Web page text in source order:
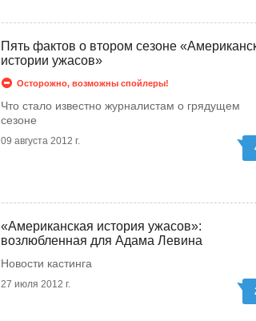
Пять фактов о втором сезоне
истории ужасов»
Осторожно, возможны спойлеры!
Что стало известно журналистам о грядущем
сезоне
09 августа 2012 г.
«Американская история ужасов»:
возлюбленная для Адама Левина
Новости кастинга
27 июля 2012 г.